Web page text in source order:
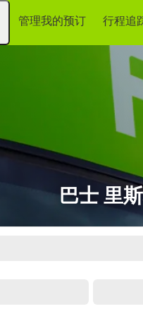
管理我的预订 行程追
巴士 里